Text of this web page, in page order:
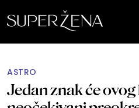
ASTRO
Jedan znak će